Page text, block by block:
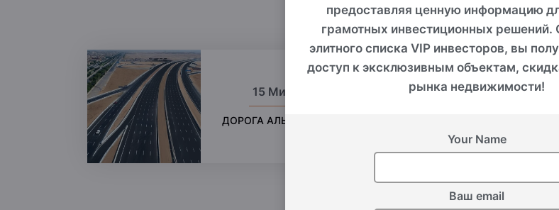
15 Мин.
ДОРОГА АЛЬ-ДАББА
35 Мин.
предоставляя ценную информацию
грамотных инвестиционных решений.
элитного списка VIP инвесторов, вы
доступ к эксклюзивным объектам,
рынка недвижимости!
Your Name
Ваш email